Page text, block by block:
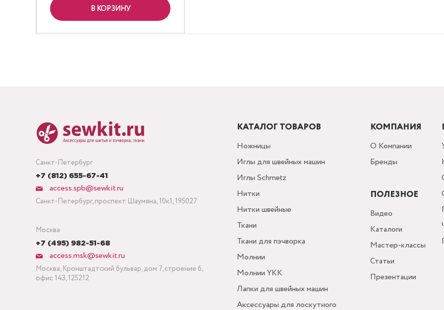
В КОРЗИНУ
Санкт-Петербург
+7 (812) 655-67-41
access.spb@sewkit.ru
Санкт-Петербург, проспект Шаумяна, 10к1, 195027
Москва
+7 (495) 982-51-68
access.msk@sewkit.ru
Москва, Кронштадтский бульвар, дом 7, строение 6,
офис 143, 125212
КАТАЛОГ ТОВАРОВ
Ножницы
Иглы для швейных машин
Иглы Schmetz
Нитки
Нитки швейные
Ткани
Ткани для пэчворка
Молнии
Молнии YKK
Лапки для швейных машин
Аксессуары для лоскутного
КОМПАНИЯ
О Компании
Бренды
ПОЛЕЗНОЕ
Видео
Каталоги
Мастер-классы
Статьи
Презентации